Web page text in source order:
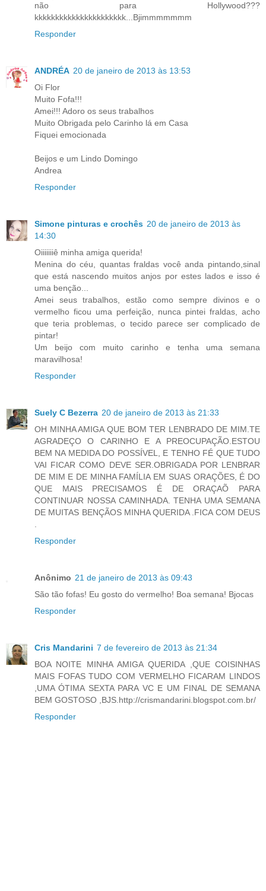
não para Hollywood???
kkkkkkkkkkkkkkkkkkkkkk...Bjimmmmmmm
Responder
ANDRÉA 20 de janeiro de 2013 às 13:53
Oi Flor
Muito Fofa!!!
Amei!!! Adoro os seus trabalhos
Muito Obrigada pelo Carinho lá em Casa
Fiquei emocionada
Beijos e um Lindo Domingo
Andrea
Responder
Simone pinturas e crochês 20 de janeiro de 2013 às
14:30
Oiiiiiiiê minha amiga querida!
Menina do céu, quantas fraldas você anda pintando,sinal
que está nascendo muitos anjos por estes lados e isso é
uma benção...
Amei seus trabalhos, estão como sempre divinos e o
vermelho ficou uma perfeição, nunca pintei fraldas, acho
que teria problemas, o tecido parece ser complicado de
pintar!
Um beijo com muito carinho e tenha uma semana
maravilhosa!
Responder
Suely C Bezerra 20 de janeiro de 2013 às 21:33
OH MINHA AMIGA QUE BOM TER LENBRADO DE MIM.TE
AGRADEÇO O CARINHO E A PREOCUPAÇÃO.ESTOU
BEM NA MEDIDA DO POSSÍVEL, E TENHO FÉ QUE TUDO
VAI FICAR COMO DEVE SER.OBRIGADA POR LENBRAR
DE MIM E DE MINHA FAMÍLIA EM SUAS ORAÇÕES, É DO
QUE MAIS PRECISAMOS É DE ORAÇAÕ PARA
CONTINUAR NOSSA CAMINHADA. TENHA UMA SEMANA
DE MUITAS BENÇÃOS MINHA QUERIDA .FICA COM DEUS
Responder
Anônimo 21 de janeiro de 2013 às 09:43
São tão fofas! Eu gosto do vermelho! Boa semana! Bjocas
Responder
Cris Mandarini 7 de fevereiro de 2013 às 21:34
BOA NOITE MINHA AMIGA QUERIDA ,QUE COISINHAS
MAIS FOFAS TUDO COM VERMELHO FICARAM LINDOS
,UMA ÓTIMA SEXTA PARA VC E UM FINAL DE SEMANA
BEM GOSTOSO ,BJS.http://crismandarini.blogspot.com.br/
Responder